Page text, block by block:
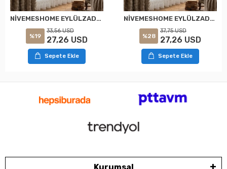
NİVEMESHOME EYLÜLZADE GOLD DETAY 1/2,5 PİLELİ TÜL PERDE APM
%19
33,56 USD
27,26 USD
Sepete Ekle
NİVEMESHOME EYLÜLZADE GOLD DETAY 1/3 PİLELİ TÜL PERDE APM
%28
37,75 USD
27,26 USD
Sepete Ekle